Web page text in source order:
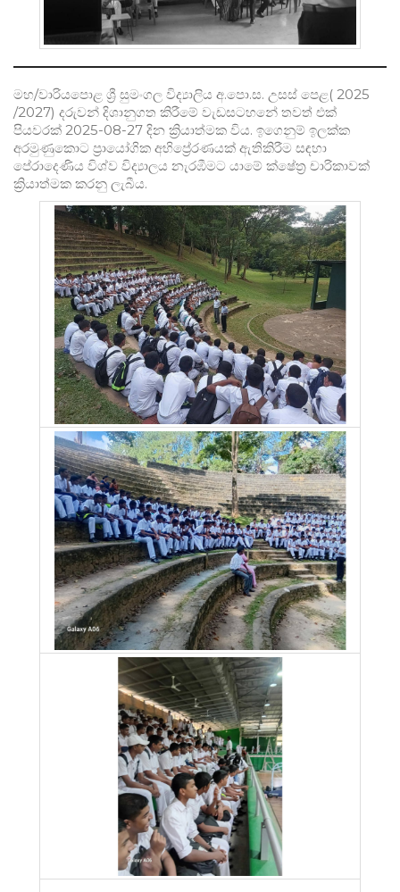
මහ/වාරියපොළ ශ්‍රී සුමංගල විද්‍යාලිය අ.පො.ස. උසස් පෙළ( 2025
/2027) දරුවන් දිශානුගත කිරීමේ වැඩසටහනේ තවත් එක්
පියවරක් 2025-08-27 දින ක්‍රියාත්මක විය. ඉගෙනුම් ඉලක්ක
අරමුණුකොට ප්‍රායෝගික අභිප්‍රේරණයක් ඇතිකිරීම සඳහා
පේරාදෙණිය විශ්ව විද්‍යාලය නැරඹීමට යාමේ ක්ෂේත්‍ර චාරිකාවක්
ක්‍රියාත්මක කරනු ලැබීය.